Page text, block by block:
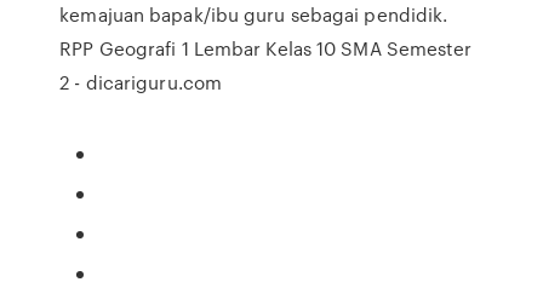
kemajuan bapak/ibu guru sebagai pendidik.
RPP Geografi 1 Lembar Kelas 10 SMA Semester
2 - dicariguru.com